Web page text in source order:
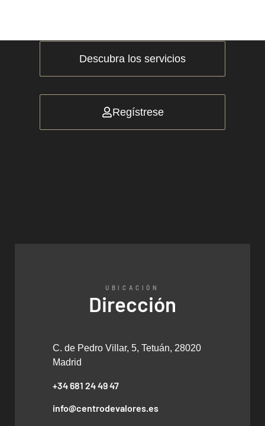
Descubra los servicios
Regístrese
UBICACIÓN
Dirección
C. de Pedro Villar, 5, Tetuán, 28020
Madrid
+34 681 24 49 47
info@centrodevalores.es